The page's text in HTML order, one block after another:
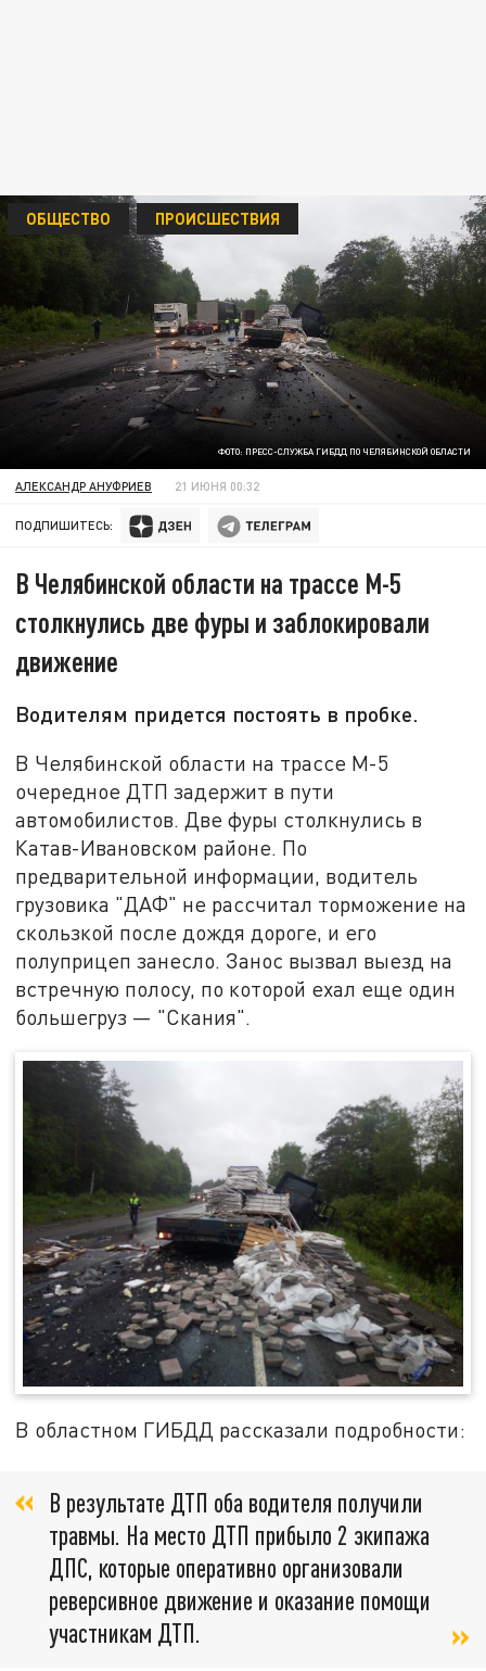
ФОТО: ПРЕСС-СЛУЖБА ГИБДД ПО ЧЕЛЯБИНСКОЙ ОБЛАСТИ
ОБЩЕСТВО ПРОИСШЕСТВИЯ
АЛЕКСАНДР АНУФРИЕВ 21 ИЮНЯ 00:32
ПОДПИШИТЕСЬ:
В Челябинской области на трассе М-5
столкнулись две фуры и заблокировали
движение
Водителям придется постоять в пробке.
В Челябинской области на трассе М-5
очередное ДТП задержит в пути
автомобилистов. Две фуры столкнулись в
Катав-Ивановском районе. По
предварительной информации, водитель
грузовика "ДАФ" не рассчитал торможение на
скользкой после дождя дороге, и его
полуприцеп занесло. Занос вызвал выезд на
встречную полосу, по которой ехал еще один
большегруз — "Скания".
В областном ГИБДД рассказали подробности:
В результате ДТП оба водителя получили
травмы. На место ДТП прибыло 2 экипажа
ДПС, которые оперативно организовали
реверсивное движение и оказание помощи
участникам ДТП.